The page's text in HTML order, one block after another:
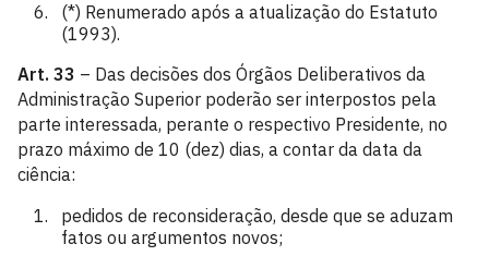
(*) Renumerado após a atualização do Estatuto
(1993).
Art. 33 – Das decisões dos Órgãos Deliberativos da
Administração Superior poderão ser interpostos pela
parte interessada, perante o respectivo Presidente, no
prazo máximo de 10 (dez) dias, a contar da data da
ciência:
pedidos de reconsideração, desde que se aduzam
fatos ou argumentos novos;